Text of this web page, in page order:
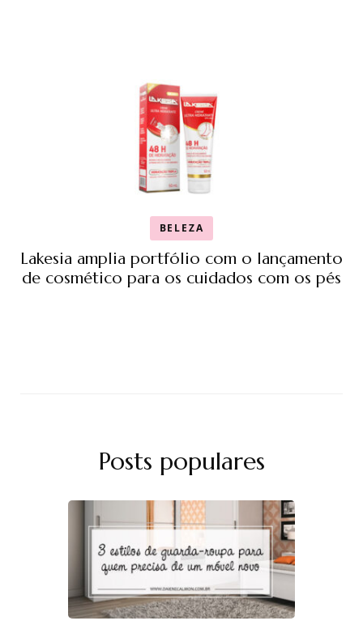
BELEZA
Lakesia amplia portfólio com o lançamento
de cosmético para os cuidados com os pés
Posts populares